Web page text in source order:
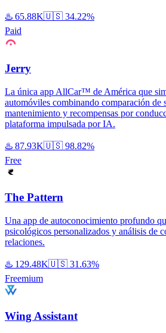
♨️ 65.88K🇺🇸 34.22%
Paid
Jerry
La única app AllCar™ de América que
automóviles combinando comparación de
mantenimiento y recompensas por
plataforma impulsada por IA.
♨️ 87.93K🇺🇸 98.82%
Free
The Pattern
Una app de autoconocimiento profundo
psicológicos personalizados y análisis de
relaciones.
♨️ 129.48K🇺🇸 31.63%
Freemium
Wing Assistant